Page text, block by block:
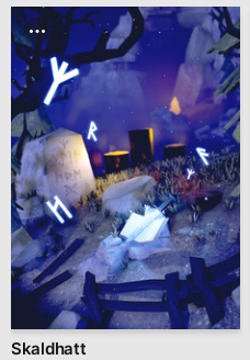
Skaldhatt